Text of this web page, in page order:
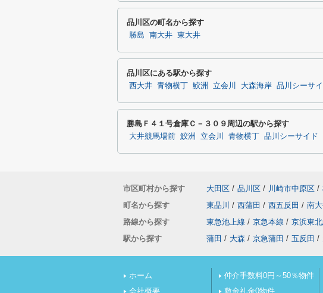
品川区の町名から探す
勝島 南大井 東大井
品川区にある駅から探す
西大井 青物横丁 鮫洲 立会川 大森海岸 品川シーサ
勝島Ｆ４１号倉庫Ｃ－３０９周辺の駅から探す
大井競馬場前 鮫洲 立会川 青物横丁 品川シーサイド
市区町村から探す 大田区 / 品川区 / 川崎市中原区 /
町名から探す
東品川 / 西蒲田 / 西五反田 / 南
路線から探す
東急池上線 / 京急本線 / 京浜東
駅から探す
蒲田 / 大森 / 京急蒲田 / 五反田 /
ホーム
会社概要
仲介手数料0円～50％物件
敷金礼金0物件